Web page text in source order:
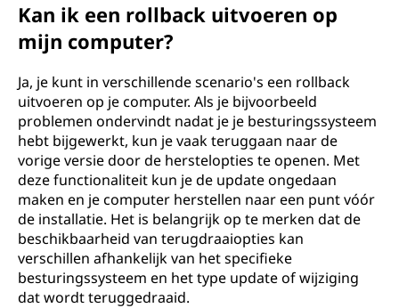
Kan ik een rollback uitvoeren op
mijn computer?
Ja, je kunt in verschillende scenario's een rollback
uitvoeren op je computer. Als je bijvoorbeeld
problemen ondervindt nadat je je besturingssysteem
hebt bijgewerkt, kun je vaak teruggaan naar de
vorige versie door de herstelopties te openen. Met
deze functionaliteit kun je de update ongedaan
maken en je computer herstellen naar een punt vóór
de installatie. Het is belangrijk op te merken dat de
beschikbaarheid van terugdraaiopties kan
verschillen afhankelijk van het specifieke
besturingssysteem en het type update of wijziging
dat wordt teruggedraaid.